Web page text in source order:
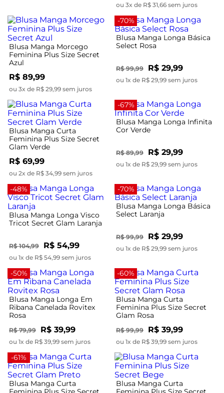
ou 3x de R$ 31,66 sem juros
Blusa Manga Morcego
Feminina Plus Size Secret
Azul
R$ 89,99
ou 3x de R$ 29,99 sem juros
-70%
Blusa Manga Longa Básica
Select Rosa
R$ 99,99 R$ 29,99
ou 1x de R$ 29,99 sem juros
Blusa Manga Curta
Feminina Plus Size Secret
Glam Verde
R$ 69,99
ou 2x de R$ 34,99 sem juros
-67%
Blusa Manga Longa Infinita
Cor Verde
R$ 89,99 R$ 29,99
ou 1x de R$ 29,99 sem juros
-48%
Blusa Manga Longa Visco
Tricot Secret Glam Laranja
R$ 104,99 R$ 54,99
ou 1x de R$ 54,99 sem juros
-70%
Blusa Manga Longa Básica
Select Laranja
R$ 99,99 R$ 29,99
ou 1x de R$ 29,99 sem juros
-50%
Blusa Manga Longa Em
Ribana Canelada Rovitex
Rosa
R$ 79,99 R$ 39,99
ou 1x de R$ 39,99 sem juros
-60%
Blusa Manga Curta
Feminina Plus Size Secret
Glam Rosa
R$ 99,99 R$ 39,99
ou 1x de R$ 39,99 sem juros
-61%
Blusa Manga Curta
Blusa Manga Curta